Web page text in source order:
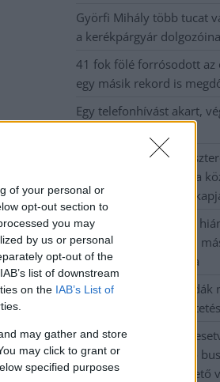
of your personal or
opt-out section to
you may
by us or personal
opt-out of the
list of downstream
on the IAB’s List of
may gather and store
may click to grant or
specified purposes
Györfi Mihály több tucat
a kerékpárgyár
41 fok fölé forrósodott az
egy másik rekord is
Egy telefonhívást akart,
A Tisza kormány
változásokról döntött a
iskolaigazgatók
Sok volt az igazolatlan
fizetéslevonást kapott,
kevesebbet vittek haza
A Szolnok megyei gazdák
JÉGER további
Csendélet 5.0: alig
remek állapotban levő
Szolnok mennyire élhető